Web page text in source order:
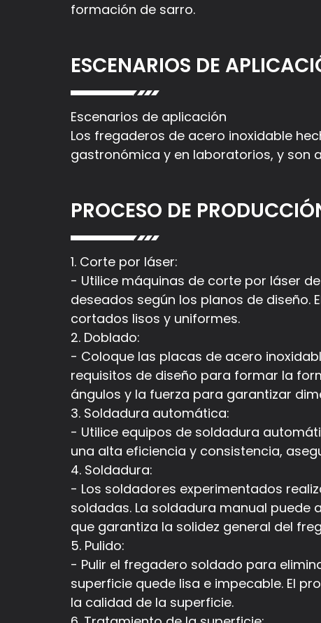
formación de sarro.
ESCENARIOS DE
Escenarios de aplicación
Los fregaderos de acero inoxidable
gastronómica y en laboratorios, y son
PROCESO DE
1. Corte por láser:
- Utilice máquinas de corte por láser
deseados según los planos de
cortados lisos y uniformes.
2. Doblado:
- Coloque las placas de acero
requisitos de diseño para formar la
ángulos y la fuerza para garantizar
3. Soldadura automática:
- Utilice equipos de soldadura
una alta eficiencia y consistencia,
4. Soldadura:
- Los soldadores experimentados
soldadas. La soldadura manual
que garantiza la solidez general del
5. Pulido:
- Pulir el fregadero soldado para
superficie quede lisa e impecable. El
la calidad de la superficie.